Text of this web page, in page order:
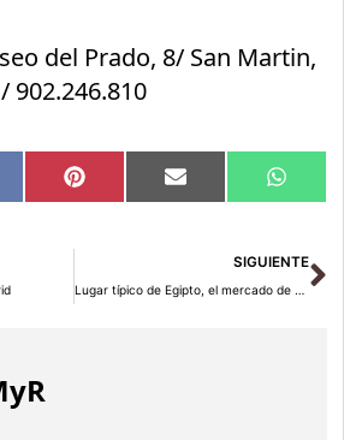
del Prado, 8/ San Martin,
902.246.810
Compartir
en
Pinterest Compartir
en
Email
en
SIGUIENTE
Lugar típico de Egipto, el mercado de Asuán